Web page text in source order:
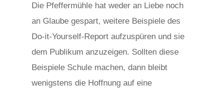
Die Pfeffermühle hat weder an Liebe noch
an Glaube gespart, weitere Beispiele des
Do-it-Yourself-Report aufzuspüren und sie
dem Publikum anzuzeigen. Sollten diese
Beispiele Schule machen, dann bleibt
wenigstens die Hoffnung auf eine